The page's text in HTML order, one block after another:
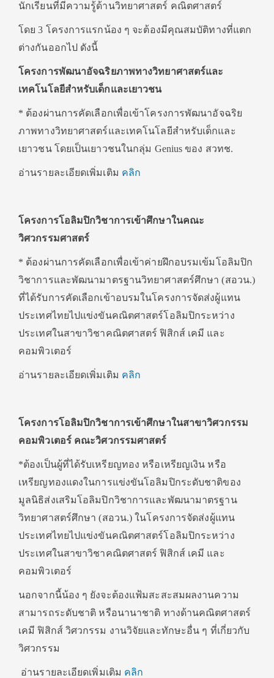
นักเรียนที่มีความรู้ด้านวิทยาศาสตร์ คณิตศาสตร์
โดย 3 โครงการแรกน้อง ๆ จะต้องมีคุณสมบัติทางที่แตก
ต่างกันออกไป ดังนี้
โครงการพัฒนาอัจฉริยภาพทางวิทยาศาสตร์และ
เทคโนโลยีสำหรับเด็กและเยาวชน
* ต้องผ่านการคัดเลือกเพื่อเข้าโครงการพัฒนาอัจฉริย
ภาพทางวิทยาศาสตร์และเทคโนโลยีสำหรับเด็กและ
เยาวชน โดยเป็นเยาวชนในกลุ่ม Genius ของ สวทช.
อ่านรายละเอียดเพิ่มเติม คลิก
โครงการโอลิมปิกวิชาการเข้าศึกษาในคณะ
วิศวกรรมศาสตร์
* ต้องผ่านการคัดเลือกเพื่อเข้าค่ายฝึกอบรมเข้มโอลิมปิก
วิชาการและพัฒนามาตรฐานวิทยาศาสตร์ศึกษา (สอวน.)
ที่ได้รับการคัดเลือกเข้าอบรมในโครงการจัดส่งผู้แทน
ประเทศไทยไปแข่งขันคณิตศาสตร์โอลิมปิกระหว่าง
ประเทศในสาขาวิชาคณิตศาสตร์ ฟิสิกส์ เคมี และ
คอมพิวเตอร์
อ่านรายละเอียดเพิ่มเติม คลิก
โครงการโอลิมปิกวิชาการเข้าศึกษาในสาขาวิศวกรรม
คอมพิวเตอร์ คณะวิศวกรรมศาสตร์
*ต้องเป็นผู้ที่ได้รับเหรียญทอง หรือเหรียญเงิน หรือ
เหรียญทองแดงในการแข่งขันโอลิมปิกระดับชาติของ
มูลนิธิส่งเสริมโอลิมปิกวิชาการและพัฒนามาตรฐาน
วิทยาศาสตร์ศึกษา (สอวน.) ในโครงการจัดส่งผู้แทน
ประเทศไทยไปแข่งขันคณิตศาสตร์โอลิมปิกระหว่าง
ประเทศในสาขาวิชาคณิตศาสตร์ ฟิสิกส์ เคมี และ
คอมพิวเตอร์
นอกจากนี้น้อง ๆ ยังจะต้องแฟ้มสะสะสมผลงานความ
สามารถระดับชาติ หรือนานาชาติ ทางด้านคณิตศาสตร์
เคมี ฟิสิกส์ วิศวกรรม งานวิจัยและทักษะอื่น ๆ ที่เกี่ยวกับ
วิศวกรรม
อ่านรายละเอียดเพิ่มเติม คลิก